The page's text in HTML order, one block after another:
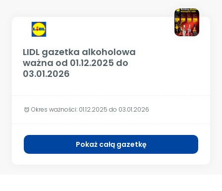
LIDL gazetka alkoholowa
ważna od 01.12.2025 do
03.01.2026
alarm Okres ważności: 01.12.2025 do 03.01.2026
Pokaż całą gazetkę